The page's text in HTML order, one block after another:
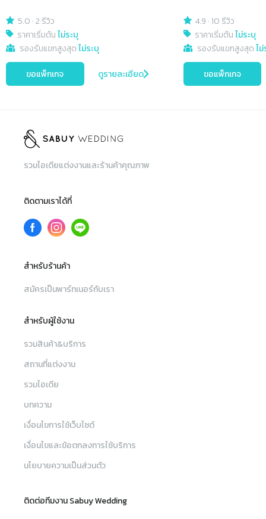
5.0 ·2 รีวิว
ราคาเริ่มต้นไม่ระบุ
รองรับแขกสูงสุดไม่ระบุ
ขอแพ็กเกจ ดูรายละเอียด
4.9 ·10 รีวิว
ราคาเริ่มต้นไม่ระบุ
รองรับแขกสูงสุดไ
ขอแพ็กเกจ
รวมไอเดียแต่งงานและร้านค้าคุณภาพ
ติดตามเราได้ที่
สำหรับร้านค้า
สมัครเป็นพาร์ทเนอร์กับเรา
สำหรับผู้ใช้งาน
รวมสินค้า&บริการ
สถานที่แต่งงาน
รวมไอเดีย
บทความ
เงื่อนไขการใช้เว็บไซต์
เงื่อนไขและข้อตกลงการใช้บริการ
นโยบายความเป็นส่วนตัว
ติดต่อทีมงาน Sabuy Wedding